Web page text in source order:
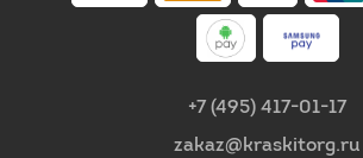
+7 (495) 417-01-17
zakaz@kraskitorg.ru